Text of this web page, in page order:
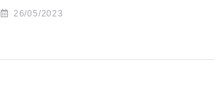
26/05/2023